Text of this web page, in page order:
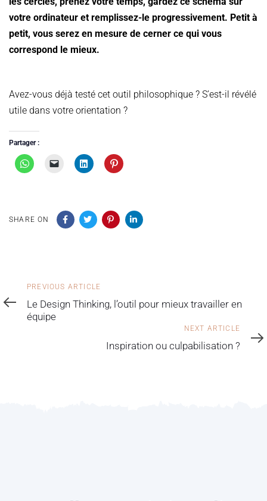
votre ordinateur et remplissez-le progressivement. Petit à
petit, vous serez en mesure de cerner ce qui vous
correspond le mieux.
Avez-vous déjà testé cet outil philosophique ? S’est-il révélé
utile dans votre orientation ?
Partager :
SHARE ON
PREVIOUS ARTICLE
Le Design Thinking, l’outil pour mieux travailler en
équipe
NEXT ARTICLE
Inspiration ou culpabilisation ?